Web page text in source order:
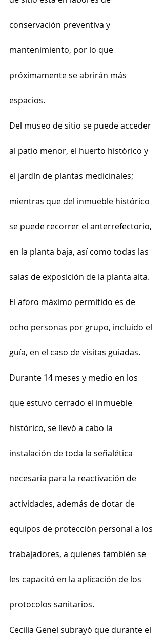
conservación preventiva y
mantenimiento, por lo que
próximamente se abrirán más
espacios.
Del museo de sitio se puede acceder
al patio menor, el huerto histórico y
el jardín de plantas medicinales;
mientras que del inmueble histórico
se puede recorrer el anterrefectorio,
en la planta baja, así como todas las
salas de exposición de la planta alta.
El aforo máximo permitido es de
ocho personas por grupo, incluido el
guía, en el caso de visitas guiadas.
Durante 14 meses y medio en los
que estuvo cerrado el inmueble
histórico, se llevó a cabo la
instalación de toda la señalética
necesaria para la reactivación de
actividades, además de dotar de
equipos de protección personal a los
trabajadores, a quienes también se
les capacitó en la aplicación de los
protocolos sanitarios.
Cecilia Genel subrayó que durante el